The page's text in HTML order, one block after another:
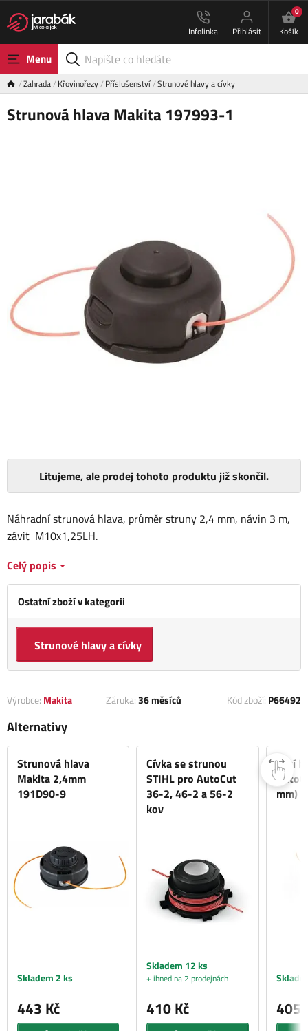
Infolinka Přihlásit
0
Košík
Menu
Zahrada Křovinořezy Příslušenství Strunové hlavy a cívky
Strunová hlava Makita 197993-1
Ostatní zboží v kategorii
Strunové hlavy a cívky
Náhradní strunová hlava, průměr struny 2,4 mm, návin 3 m,
závit M10x1,25LH.
Celý popis
Litujeme, ale prodej tohoto produktu již skončil.
Výrobce: Makita Záruka:36 měsíců Kód zboží: P66492
Alternativy
Strunová hlava
Makita 2,4mm
191D90-9
Skladem 2 ks
443 Kč
Cívka se strunou
STIHL pro AutoCut
36-2, 46-2 a 56-2
kov
Skladem 12 ks
+ ihned na 2 prodejnách
410 Kč
Žací
mm)
405